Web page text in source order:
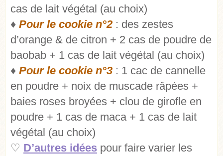
cas de lait végétal (au choix)
♦ Pour le cookie n°2 : des zestes
d’orange & de citron + 2 cas de poudre de
baobab + 1 cas de lait végétal (au choix)
♦ Pour le cookie n°3 : 1 cac de cannelle
en poudre + noix de muscade râpées +
baies roses broyées + clou de girofle en
poudre + 1 cas de maca + 1 cas de lait
végétal (au choix)
♡ D’autres idées pour faire varier les